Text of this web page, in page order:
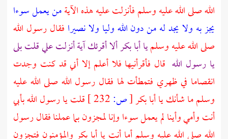
الله صلى الله عليه وسلم فأنزلت عليه هذه الآيةمن يعمل سوءا
يجز به ولا يجد له من دون الله وليا ولا نصيرا فقال رسول الله
صلى الله عليه وسلمياأبا بكرألا أقرئك آية أنزلت علي قلت بلى
يا رسول الله قال فأقرأنيها فلا أعلم إلا أني قد كنت وجدت
انقصاما في ظهري فتمطأت لها فقال رسول الله صلى الله عليه
وسلم ما شأنك ياأبا بكر[ص:
قلت يا رسول الله بأبي
أنت وأمي وأينا لم يعمل سوءا وإنا لمجزون بما عملنا فقال رسول